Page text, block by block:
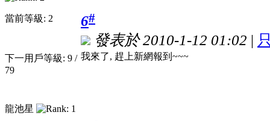
當前等級: 2
下一用戶等級: 9 /
79
龍池星
6#
發表於 2010-1-12 01:02 |
我來了, 趕上新網報到~~~